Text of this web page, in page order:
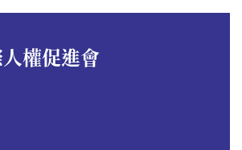
權促進會